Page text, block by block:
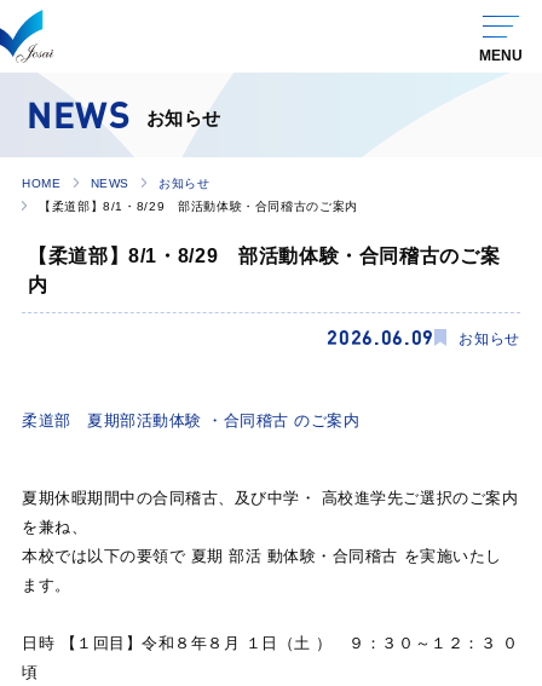
NEWS お知らせ
HOME NEWS
お知らせ
【柔道部】8/1・8/29 部活動体験・合同稽古のご案内
【柔道部】8/1・8/29 部活動体験・合同稽古のご案
内
2026.06.09 お知らせ
柔道部 夏期部活動体験 ・合同稽古 のご案内
夏期休暇期間中の合同稽古、及び中学・ 高校進学先ご選択のご案内
を兼ね、
本校では以下の要領で 夏期 部活 動体験・合同稽古 を実施いたし
ます。
日時 【１回目】令和８年８月 １日（土 ） ９：３０～１２：３ ０
頃